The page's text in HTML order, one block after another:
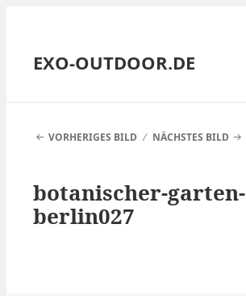
EXO-OUTDOOR.DE
VORHERIGES BILD
NÄCHSTES BILD
botanischer-garten-
berlin027